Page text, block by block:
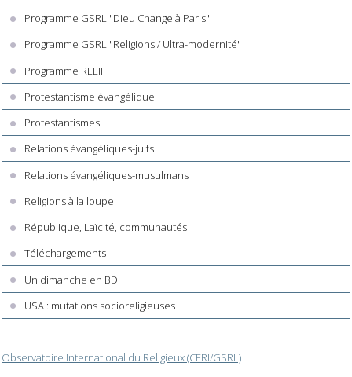
Programme GSRL "Dieu Change à Paris"
Programme GSRL "Religions / Ultra-modernité"
Programme RELIF
Protestantisme évangélique
Protestantismes
Relations évangéliques-juifs
Relations évangéliques-musulmans
Religions à la loupe
République, Laïcité, communautés
Téléchargements
Un dimanche en BD
USA : mutations socioreligieuses
Observatoire International du Religieux (CERI/GSRL)